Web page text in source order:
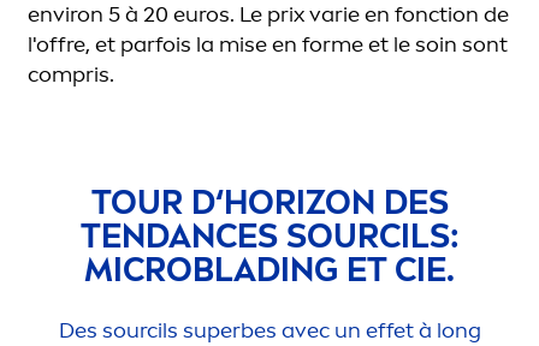
environ 5 à 20 euros. Le prix varie en fonction de
l'offre, et parfois la mise en forme et le soin sont
compris.
TOUR D‘HORIZON DES
TENDANCES SOURCILS:
MICROBLADING ET CIE.
Des sourcils superbes avec un effet à long